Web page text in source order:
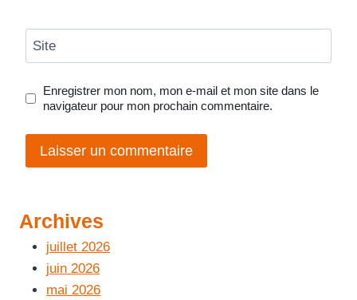
Site
Enregistrer mon nom, mon e-mail et mon site dans le
navigateur pour mon prochain commentaire.
Archives
juillet 2026
juin 2026
mai 2026